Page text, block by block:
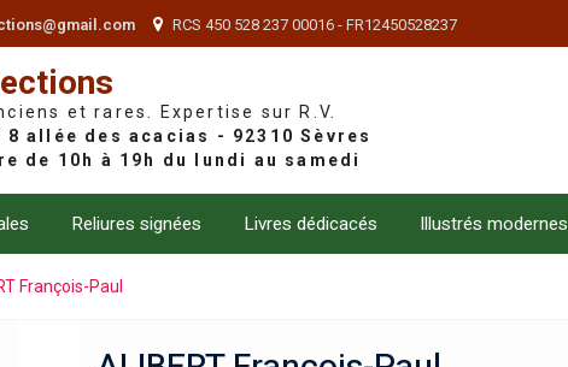
RCS 450 528 237 00016 - FR12450528237
et rares. Expertise sur R.V.
Reliures signées Livres dédicacés Illustrés modernes
François-Paul